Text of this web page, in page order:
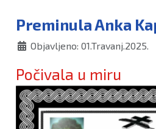
Preminula Anka
Objavljeno: 01.Travanj.2025.
Počivala u miru